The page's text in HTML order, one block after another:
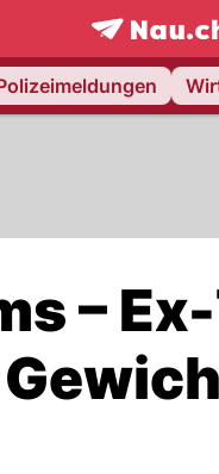
frontpage.
–